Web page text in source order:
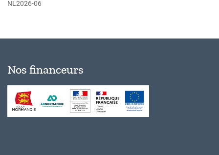
NL2026-06
Nos financeurs